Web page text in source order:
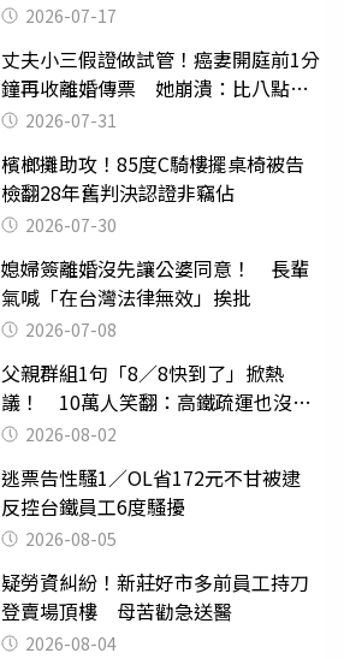
2026-07-17
丈夫小三假證做試管！癌妻開庭前1分
鐘再收離婚傳票 她崩潰：比八點檔
還扯2026-07-31
檳榔攤助攻！85度C騎樓擺桌椅被告
檢翻28年舊判決認證非竊佔
2026-07-30
媳婦簽離婚沒先讓公婆同意！ 長輩
氣喊「在台灣法律無效」挨批
2026-07-08
父親群組1句「8／8快到了」掀熱
議！ 10萬人笑翻：高鐵疏運也沒列
父親節
2026-08-02
逃票告性騷1／OL省172元不甘被逮
反控台鐵員工6度騷擾
2026-08-05
疑勞資糾紛！新莊好市多前員工持刀
登賣場頂樓 母苦勸急送醫
2026-08-04